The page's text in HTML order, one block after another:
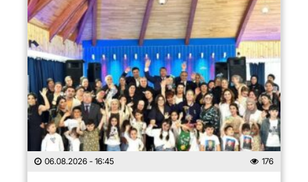
06.08.2026 - 16:45 176